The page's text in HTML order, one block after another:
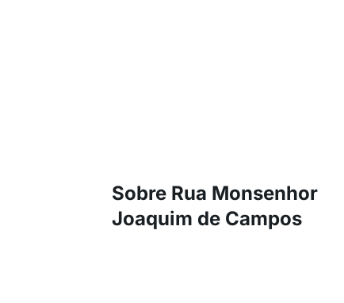
Sobre Rua Monsenhor
Joaquim de Campos